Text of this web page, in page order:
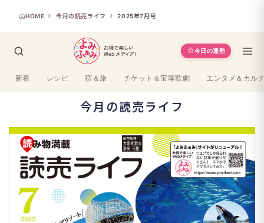
HOME 今月の読売ライフ 2025年7月号
今日の運勢
新着 レシピ 宿＆旅 チケット＆宝塚歌劇 エンタメ＆カル
今月の読売ライフ